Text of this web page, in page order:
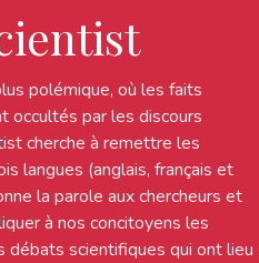
polémique, où les faits
occultés par les discours
cherche à remettre les
langues (anglais, français et
la parole aux chercheurs et
à nos concitoyens les
scientifiques qui ont lieu